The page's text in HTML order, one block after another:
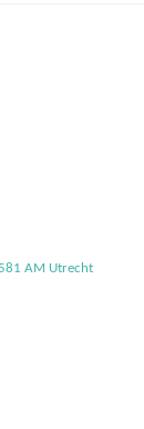
AM Utrecht